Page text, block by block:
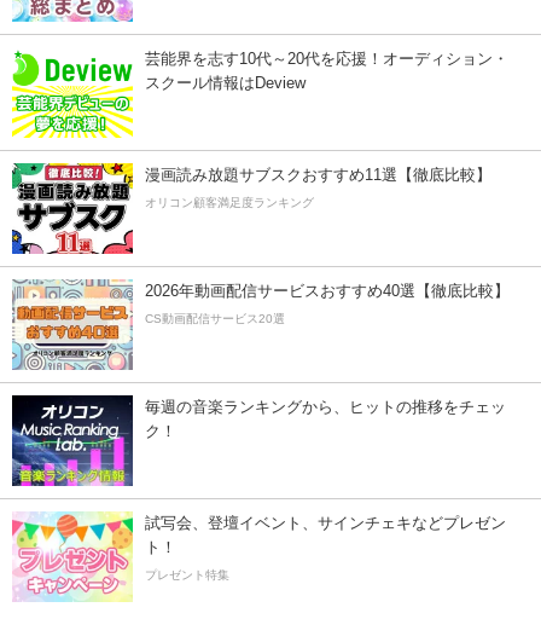
芸能界を志す10代～20代を応援！オーディション・
スクール情報はDeview
漫画読み放題サブスクおすすめ11選【徹底比較】
オリコン顧客満足度ランキング
2026年動画配信サービスおすすめ40選【徹底比較】
CS動画配信サービス20選
毎週の音楽ランキングから、ヒットの推移をチェッ
ク！
試写会、登壇イベント、サインチェキなどプレゼン
ト！
プレゼント特集